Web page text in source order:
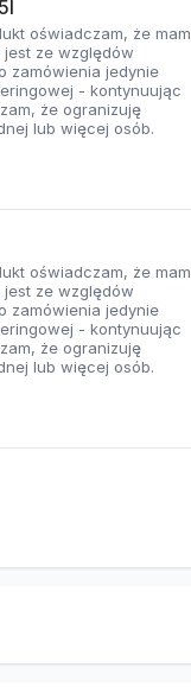
oświadczam, że mam
jest ze względów
zamówienia jedynie
- kontynuując
że ogranizuję
lub więcej osób.
oświadczam, że mam
jest ze względów
zamówienia jedynie
- kontynuując
że ogranizuję
lub więcej osób.